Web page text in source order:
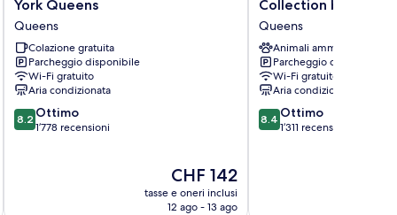
Marriott
New
York
Queens
Queens
York Queens
Queens
Colazione gratuita
Parcheggio disponibile
Wi-Fi gratuito
Aria condizionata
8.2
su
8.2 Ottimo
1’778 recensioni
Il
prezzo
attuale
CHF 142
tasse e oneri inclusi
12 ago - 13 ago
Collection
by
Wyndham
Queens
Collection by
Queens
Animali ammessi
Parcheggio disponibile
Wi-Fi gratuito
Aria condizionata
8.4
su
8.4 Ottimo
1’311 recensioni